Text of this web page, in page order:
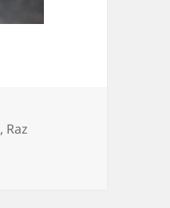
, Raz